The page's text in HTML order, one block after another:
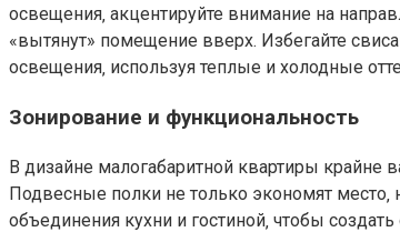
освещения‚ акцентируйте внимание на
«вытянут» помещение вверх. Избегайте
освещения‚ используя теплые и холодные
Зонирование и функциональность
В дизайне малогабаритной квартиры крайне
Подвесные полки не только экономят место‚
объединения кухни и гостиной‚ чтобы